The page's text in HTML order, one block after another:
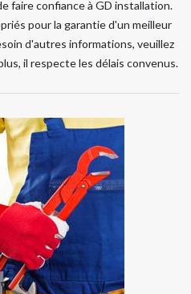
faire confiance à GD installation.
pour la garantie d'un meilleur
d'autres informations, veuillez
il respecte les délais convenus.